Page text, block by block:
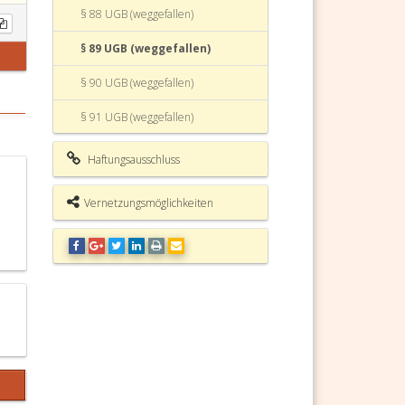
§ 88 UGB (weggefallen)
§ 89 UGB (weggefallen)
§ 90 UGB (weggefallen)
§ 91 UGB (weggefallen)
§ 92 UGB (weggefallen)
§ 93 UGB (weggefallen)
§ 94 UGB (weggefallen)
§ 95 UGB (weggefallen)
Haftungsausschluss
Vernetzungsmöglichkeiten